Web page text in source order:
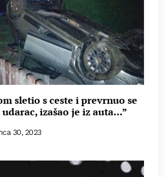
sletio s ceste i prevrnuo se
izašao je iz auta...”
30, 2023